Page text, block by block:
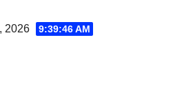
2026 9:39:47 AM